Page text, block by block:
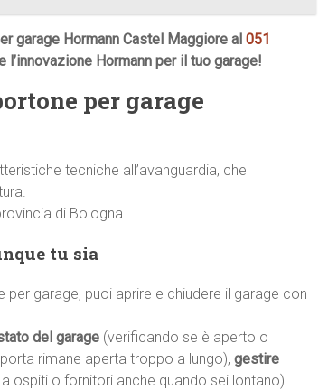
garage Hormann Castel Maggiore al 051
l’innovazione Hormann per il tuo garage!
per garage
tecniche all’avanguardia, che
di Bologna.
tu sia
garage, puoi aprire e chiudere il garage con
del garage (verificando se è aperto o
rimane aperta troppo a lungo), gestire
ospiti o fornitori anche quando sei lontano).